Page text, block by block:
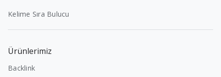
Kelime Sıra Bulucu
Ürünlerimiz
Backlink